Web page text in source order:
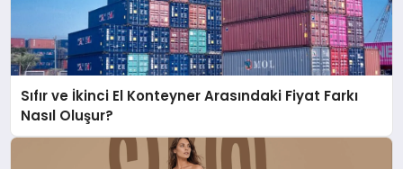
Sıfır ve İkinci El Konteyner Arasındaki Fiyat Farkı
Nasıl Oluşur?